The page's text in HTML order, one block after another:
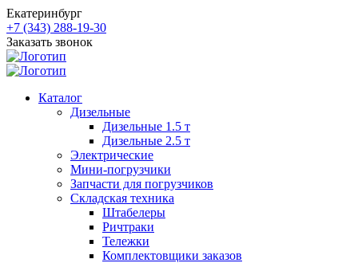
Екатеринбург
+7 (343) 288-19-30
Заказать звонок
Каталог
Дизельные
Дизельные 1.5 т
Дизельные 2.5 т
Электрические
Мини-погрузчики
Запчасти для погрузчиков
Складская техника
Штабелеры
Ричтраки
Тележки
Комплектовщики заказов